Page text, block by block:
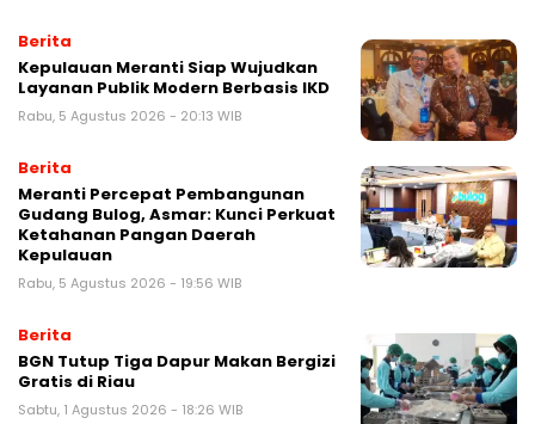
Berita
Kepulauan Meranti Siap Wujudkan
Layanan Publik Modern Berbasis IKD
Rabu, 5 Agustus 2026 - 20:13 WIB
Berita
Meranti Percepat Pembangunan
Gudang Bulog, Asmar: Kunci Perkuat
Ketahanan Pangan Daerah
Kepulauan
Rabu, 5 Agustus 2026 - 19:56 WIB
Berita
BGN Tutup Tiga Dapur Makan Bergizi
Gratis di Riau
Sabtu, 1 Agustus 2026 - 18:26 WIB